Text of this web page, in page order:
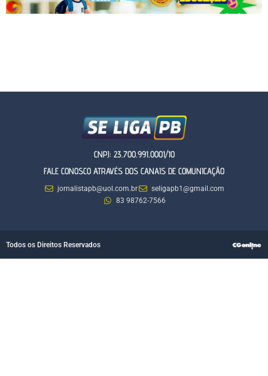
CNPJ: 23.700.991.0001/10
FALE CONOSCO ATRAVÉS DOS CANAIS DE COMUNICAÇÃO
jornalistapb@uol.com.br
seligapb1@gmail.com
83 98762-7566
Todos os Direitos Reservados